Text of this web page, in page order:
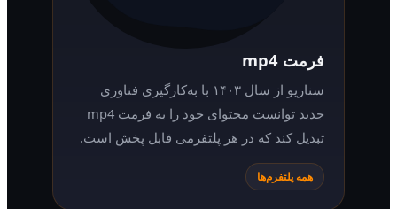
سناریو از سال ۱۴۰۳ با به‌کارگیری فناوری
جدید توانست محتوای خود را به فرمت mp4
تبدیل کند که در هر پلتفرمی قابل پخش است.
همه پلتفرم‌ها